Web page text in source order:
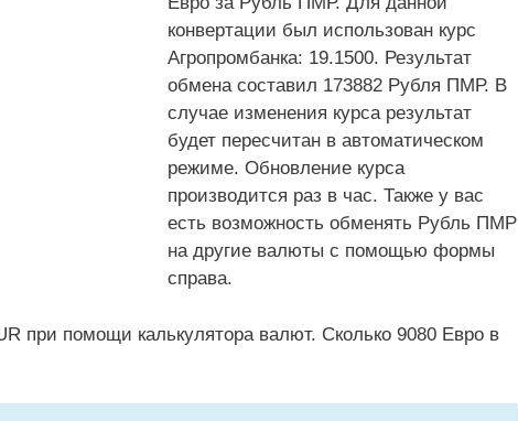
конвертации был использован курс
Агропромбанка: 19.1500. Результат
обмена составил 173882 Рубля ПМР. В
случае изменения курса результат
будет пересчитан в автоматическом
режиме. Обновление курса
производится раз в час. Также у вас
есть возможность обменять Рубль ПМР
на другие валюты с помощью формы
справа.
при помощи калькулятора валют. Сколько 9080 Евро в